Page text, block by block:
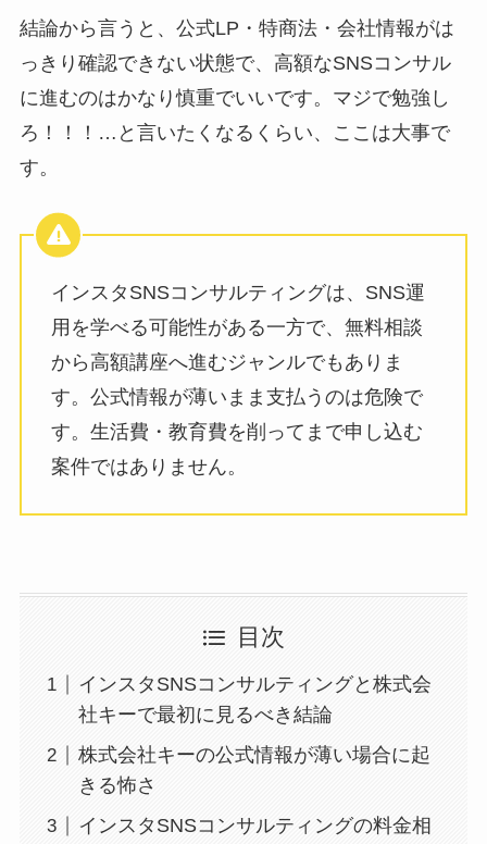
結論から言うと、公式LP・特商法・会社情報がは
っきり確認できない状態で、高額なSNSコンサル
に進むのはかなり慎重でいいです。マジで勉強し
ろ！！！…と言いたくなるくらい、ここは大事で
す。
インスタSNSコンサルティングは、SNS運
用を学べる可能性がある一方で、無料相談
から高額講座へ進むジャンルでもありま
す。公式情報が薄いまま支払うのは危険で
す。生活費・教育費を削ってまで申し込む
案件ではありません。
目次
インスタSNSコンサルティングと株式会
社キーで最初に見るべき結論
株式会社キーの公式情報が薄い場合に起
きる怖さ
インスタSNSコンサルティングの料金相